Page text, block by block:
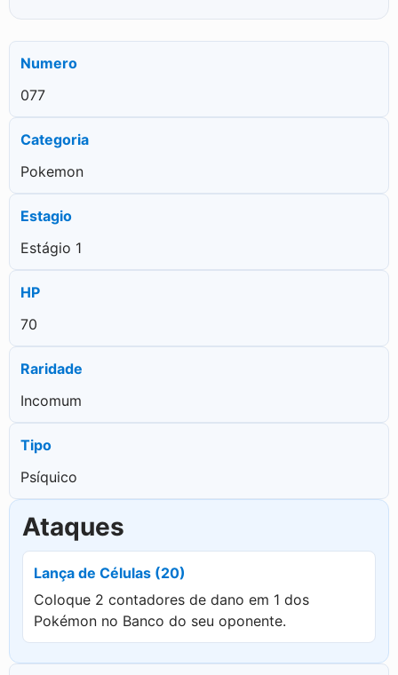
Numero
077
Categoria
Pokemon
Estagio
Estágio 1
HP
70
Raridade
Incomum
Tipo
Psíquico
Ataques
Lança de Células (20)
Coloque 2 contadores de dano em 1 dos
Pokémon no Banco do seu oponente.